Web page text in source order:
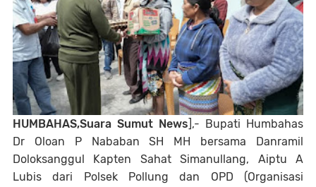
HUMBAHAS,Suara Sumut News],- Bupati Humbahas
Dr Oloan P Nababan SH MH bersama Danramil
Doloksanggul Kapten Sahat Simanullang, Aiptu A
Lubis dari Polsek Pollung dan OPD (Organisasi